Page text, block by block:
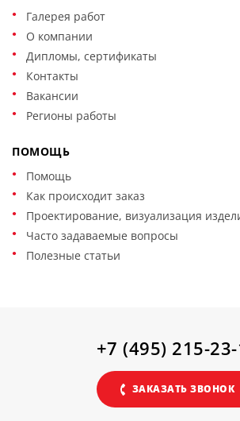
Галерея работ
О компании
Дипломы, сертификаты
Контакты
Вакансии
Регионы работы
ПОМОЩЬ
Помощь
Как происходит заказ
Проектирование, визуализация
Часто задаваемые вопросы
Полезные статьи
+7 (495) 215-23-
ЗАКАЗАТЬ ЗВОНОК